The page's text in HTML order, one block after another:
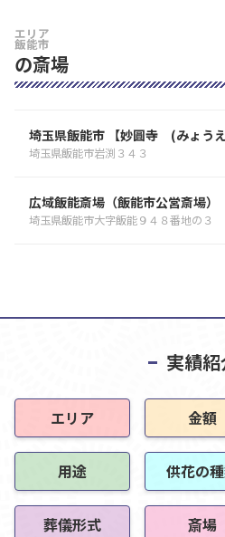
エリア
飯能市
の斎場
埼玉県飯能市 【妙圓寺 (みょう
埼玉県飯能市岩渕３４３
広域飯能斎場（飯能市公営斎場）
埼玉県飯能市大字飯能９４８番地の３
実績
エリア 金額
用途 供花の
葬儀形式 斎場